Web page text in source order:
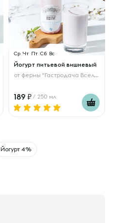
Ср Чт Пт Сб Вс
Йогурт питьевой вишневый
от фермы "Гастродача Вселуг"
189 / 250 мл
Йогурт 4%